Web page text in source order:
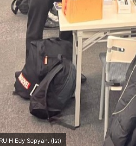
H Edy Sopyan. (Ist)